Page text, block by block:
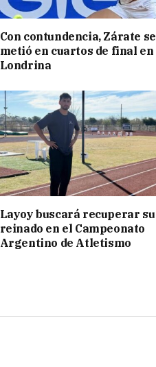
Con contundencia, Zárate se
metió en cuartos de final en
Londrina
Layoy buscará recuperar su
reinado en el Campeonato
Argentino de Atletismo